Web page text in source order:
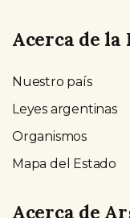
Acerca de
Nuestro país
Leyes argentinas
Organismos
Mapa del Estado
Acerca de